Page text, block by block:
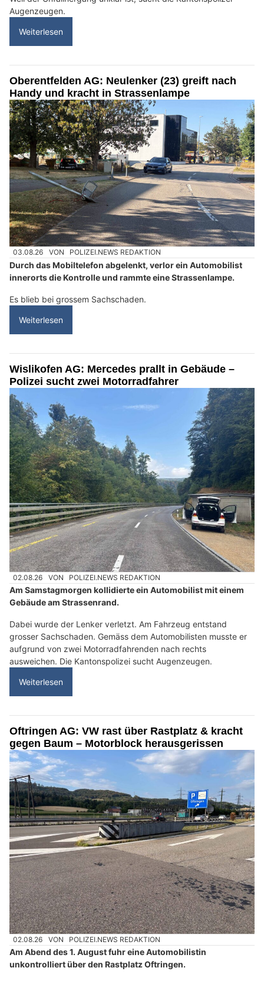
Augenzeugen.
Weiterlesen
Oberentfelden AG: Neulenker (23) greift nach
Handy und kracht in Strassenlampe
03.08.26 VON POLIZEI.NEWS REDAKTION
Durch das Mobiltelefon abgelenkt, verlor ein Automobilist
innerorts die Kontrolle und rammte eine Strassenlampe.
Es blieb bei grossem Sachschaden.
Weiterlesen
Wislikofen AG: Mercedes prallt in Gebäude –
Polizei sucht zwei Motorradfahrer
02.08.26 VON POLIZEI.NEWS REDAKTION
Am Samstagmorgen kollidierte ein Automobilist mit einem
Gebäude am Strassenrand.
Dabei wurde der Lenker verletzt. Am Fahrzeug entstand
grosser Sachschaden. Gemäss dem Automobilisten musste er
aufgrund von zwei Motorradfahrenden nach rechts
ausweichen. Die Kantonspolizei sucht Augenzeugen.
Weiterlesen
Oftringen AG: VW rast über Rastplatz & kracht
gegen Baum – Motorblock herausgerissen
02.08.26 VON POLIZEI.NEWS REDAKTION
Am Abend des 1. August fuhr eine Automobilistin
unkontrolliert über den Rastplatz Oftringen.